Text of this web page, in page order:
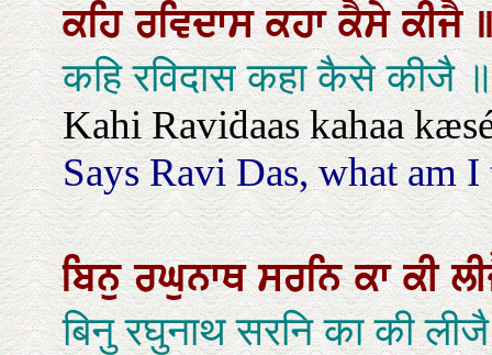
ਕਹਿਰਵਿਦਾਸਕਹਾਕੈਸੇਕੀਜੈ
कहि रविदास कहा कैसे कीजै ॥
Kahi Raviḋaas kahaa
Says Ravi Das, what am
ਬਿਨੁਰਘੁਨਾਥਸਰਨਿਕਾਕੀ
बिनु रघुनाथ सरनि का की